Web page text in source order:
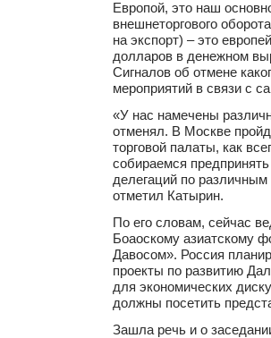
Европой, это наш
внешнеторгового
на экспорт) – это
долларов в денежном
Сигналов об отмене
мероприятий в связи с
«У нас намечены
отменял. В Москве
торговой палаты, как
собираемся
делегаций по
отметил Катырин.
По его словам, сейчас
Боаоскому азиатскому
Давосом». Россия
проекты по развитию
для экономических
должны посетить
Зашла речь и о